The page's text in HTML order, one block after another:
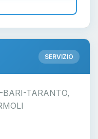
SERVIZIO
TARANTO,